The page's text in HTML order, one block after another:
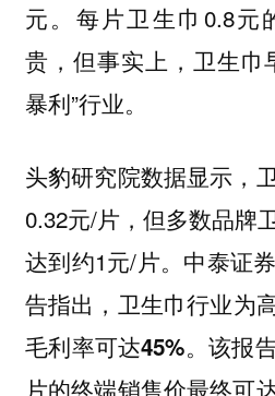
元。每片卫生巾0.8元
贵，但事实上，卫生巾
暴利”行业。
头豹研究院数据显示，
0.32元/片，但多数品牌
达到约1元/片。中泰证
告指出， 卫生巾行业为
毛利率可达45%。该报
片的终端销售价最终可